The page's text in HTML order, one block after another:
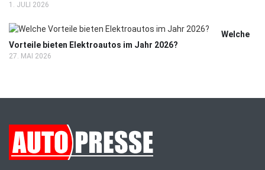
1. JULI 2026
Welche
Vorteile bieten Elektroautos im Jahr 2026?
27. MAI 2026